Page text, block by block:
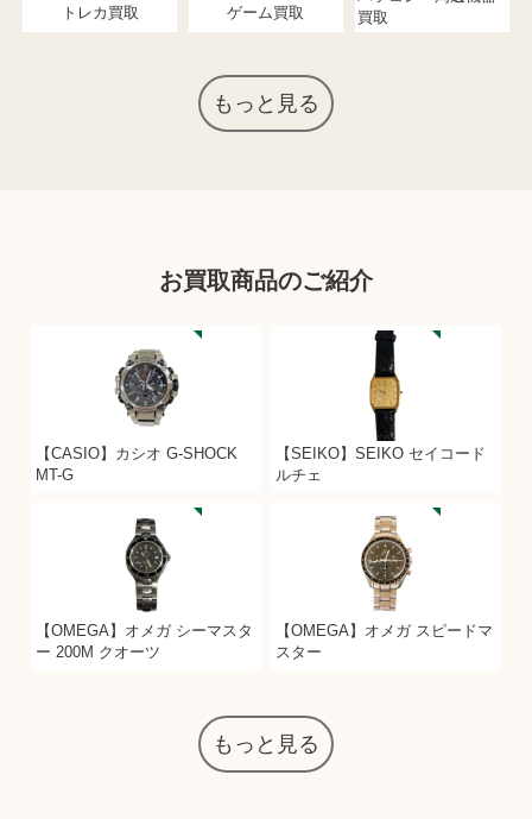
トレカ買取 ゲーム買取
買取
もっと見る
お買取商品のご紹介
【CASIO】カシオ G-SHOCK
MT-G
【SEIKO】SEIKO セイコード
ルチェ
【OMEGA】オメガ シーマスタ
ー 200M クオーツ
【OMEGA】オメガ スピードマ
スター
もっと見る